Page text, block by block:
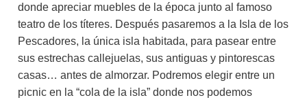
donde apreciar muebles de la época junto al famoso
teatro de los títeres. Después pasaremos a la Isla de los
Pescadores, la única isla habitada, para pasear entre
sus estrechas callejuelas, sus antiguas y pintorescas
casas… antes de almorzar. Podremos elegir entre un
picnic en la “cola de la isla” donde nos podemos